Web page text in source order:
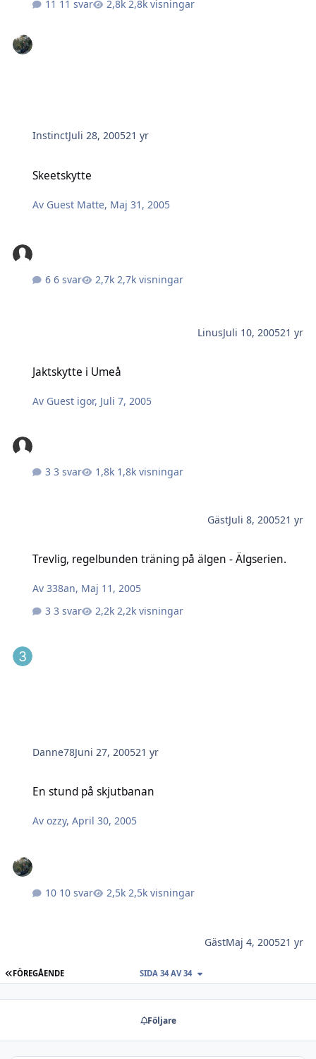
11 svar
2,8k visningar
InstinctJuli 28, 200521 yr
Skeetskytte
Av Guest Matte, Maj 31, 2005
6 svar 2,7k visningar
LinusJuli 10, 200521 yr
Jaktskytte i Umeå
Av Guest igor, Juli 7, 2005
3 svar 1,8k visningar
GästJuli 8, 200521 yr
Trevlig, regelbunden träning på älgen - Älgserien.
Av338an, Maj 11, 2005
3 svar
2,2k visningar
Danne78Juni 27, 200521 yr
En stund på skjutbanan
Avozzy,April 30, 2005
10 svar 2,5k visningar
GästMaj 4, 200521 yr
FÖRSTA SIDAN
FÖREGÅENDE SIDA 34 AV 34
Följare